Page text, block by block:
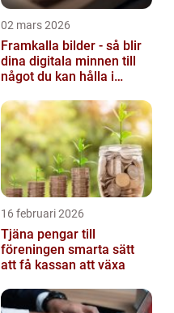
02 mars 2026
Framkalla bilder - så blir
dina digitala minnen till
något du kan hålla i
16 februari 2026
Tjäna pengar till
föreningen smarta sätt
att få kassan att växa